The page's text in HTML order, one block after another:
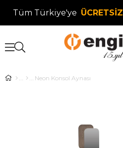
Tüm Türkiye'ye ÜCRETSİZ
Neon Konsol Aynası